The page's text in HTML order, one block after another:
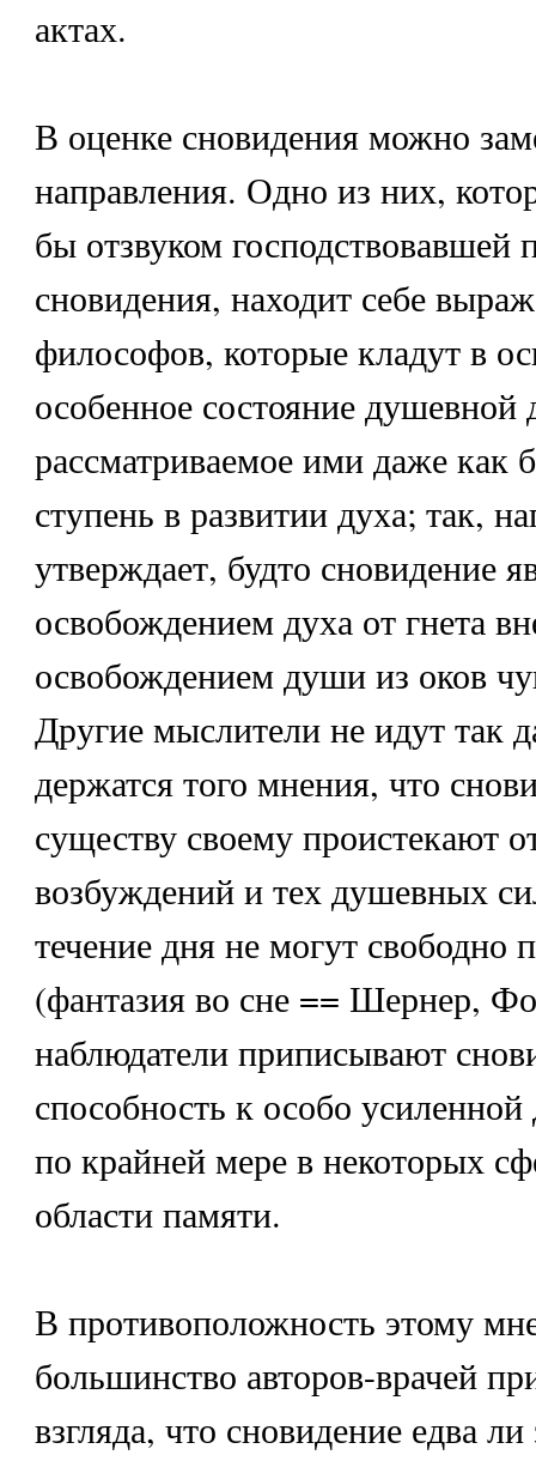
актах.
В оценке сновидения можно
направления. Одно из них,
бы отзвуком господствовавшей
сновидения, находит себе
философов, которые кладут в
особенное состояние душевной
рассматриваемое ими даже как
ступень в развитии духа; так,
утверждает, будто сновидение
освобождением духа от гнета
освобождением души из оков
Другие мыслители не идут так
держатся того мнения, что
существу своему проистекают
возбуждений и тех душевных
течение дня не могут свободно
(фантазия во сне == Шернер,
наблюдатели приписывают
способность к особо усиленной
по крайней мере в некоторых
области памяти.
В противоположность этому
большинство авторов-врачей
взгляда, что сновидение едва